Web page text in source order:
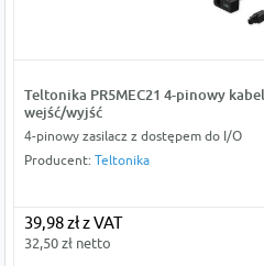
Teltonika PR5MEC21 4-pinowy
wejść/wyjść
4-pinowy zasilacz z dostępem do I/O
Producent: Teltonika
39,98 zł z VAT
32,50 zł netto